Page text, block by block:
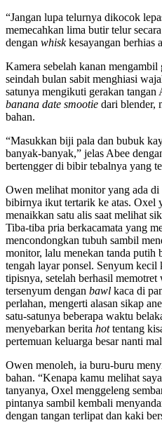
“Jangan lupa telurnya dikocok
memecahkan lima butir telur
dengan whiskkesayangan berhias
Kamera sebelah kanan
seindah bulan sabit menghiasi
satunya mengikuti gerakan tangan
banana date smootie dari blender,
bahan.
“Masukkan biji pala dan bubuk
banyak-banyak,” jelas Abee
bertengger di bibir tebalnya yang
Owen melihat monitor yang ada
bibirnya ikut tertarik ke atas. Oxel
menaikkan satu alis saat melihat
Tiba-tiba pria berkacamata yang
mencondongkan tubuh sambil
monitor, lalu menekan tanda putih
tengah layar ponsel. Senyum
tipisnya, setelah berhasil
tersenyum dengan bawl kaca di
perlahan, mengerti alasan sikap
satu-satunya beberapa waktu
menyebarkan berita hottentang
pertemuan keluarga besar nanti
Owen menoleh, ia buru-buru
bahan. “Kenapa kamu melihat
tanyanya, Oxel menggeleng
pintanya sambil kembali
dengan tangan terlipat dan kaki